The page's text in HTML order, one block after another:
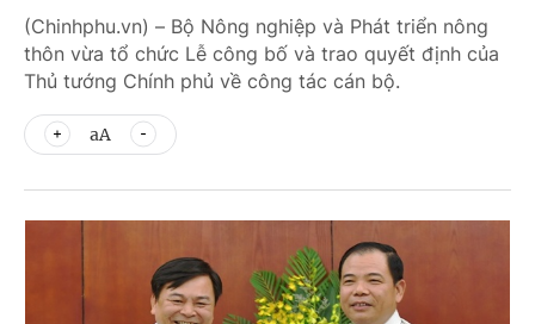
(Chinhphu.vn) – Bộ Nông nghiệp và Phát triển nông
thôn vừa tổ chức Lễ công bố và trao quyết định của
Thủ tướng Chính phủ về công tác cán bộ.
aA